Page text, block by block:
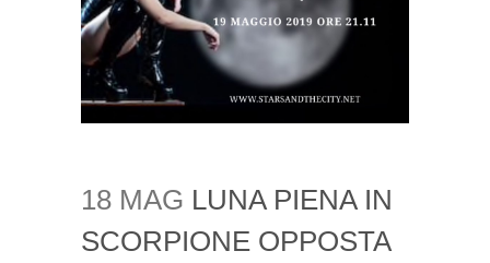
18 MAG LUNA PIENA IN
SCORPIONE OPPOSTA